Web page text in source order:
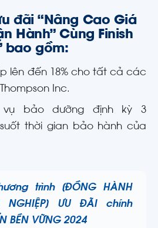
đãi “Nâng Cao Giá
Hành” Cùng Finish
bao gồm:
lên đến 18% cho tất cả các
Inc.
vụ bảo dưỡng định kỳ 3
thời gian bảo hành của
trình [ĐỒNG HÀNH
NGHIỆP] ƯU ĐÃI chính
BỀN VỮNG 2024